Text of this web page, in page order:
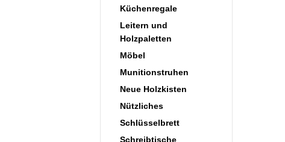
Küchenregale
Leitern und
Holzpaletten
Möbel
Munitionstruhen
Neue Holzkisten
Nützliches
Schlüsselbrett
Schreibtische